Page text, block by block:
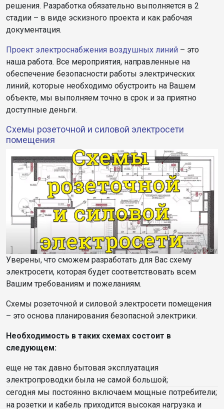
решения. Разработка обязательно выполняется в 2
стадии – в виде эскизного проекта и как рабочая
документация.
Проект электроснабжения воздушных линий – это
наша работа. Все мероприятия, направленные на
обеспечение безопасности работы электрических
линий, которые необходимо обустроить на Вашем
объекте, мы выполняем точно в срок и за приятно
доступные деньги.
Cхемы розеточной и силовой электросети
помещения
Уверены, что сможем разработать для Вас схему
электросети, которая будет соответствовать всем
Вашим требованиям и пожеланиям.
Схемы розеточной и силовой электросети помещения
– это основа планирования безопасной электрики.
Необходимость в таких схемах состоит в
следующем:
еще не так давно бытовая эксплуатация
электропроводки была не самой большой;
сегодня мы постоянно включаем мощные потребители;
на розетки и кабель приходится высокая нагрузка и